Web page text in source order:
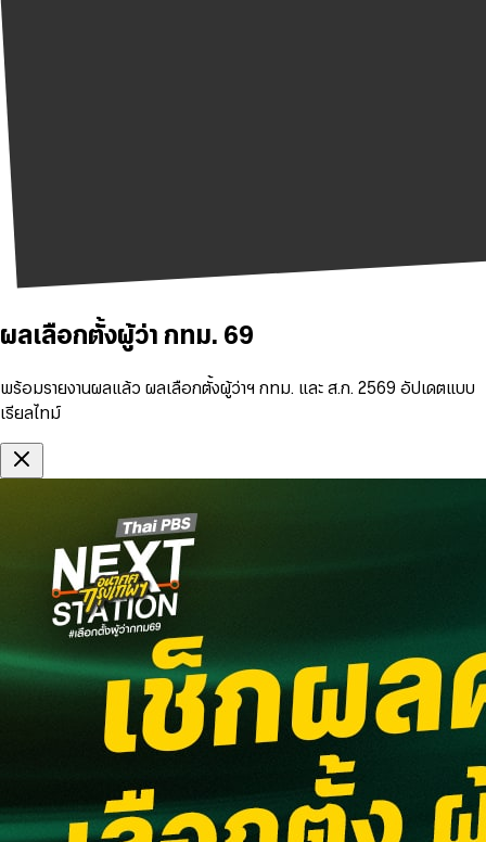
ผลเลือกตั้งผู้ว่า กทม. 69
พร้อมรายงานผลแล้ว ผลเลือกตั้งผู้ว่าฯ กทม. และ ส.ก. 2569 อัปเดตแบบ
เรียลไทม์